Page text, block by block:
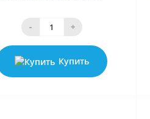
- +
Купить